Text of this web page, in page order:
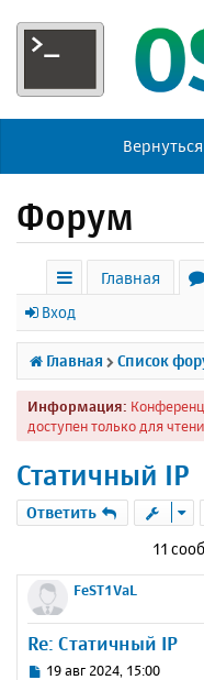
Форум
с
ы
л
к
Главная
р
у
м
Вход
Главная Список
Информация:
доступен только для
Статичный IP
Ответить
11
FeST1VaL
Re: Статичный IP
С19 авг 2024, 15:00